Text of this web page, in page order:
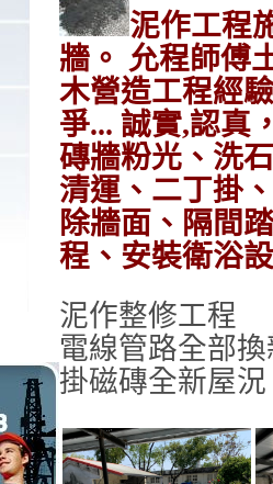
泥作工程
牆。 允程師傅
木營造工程經
爭... 誠實,認真
磚牆粉光、洗
清運、二丁掛
除牆面、隔間
程、安裝衛浴
泥作整修工程
電線管路全部
掛磁磚全新屋